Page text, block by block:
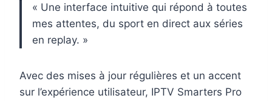
« Une interface intuitive qui répond à toutes
mes attentes, du sport en direct aux séries
en replay. »
Avec des mises à jour régulières et un accent
sur l’expérience utilisateur, IPTV Smarters Pro